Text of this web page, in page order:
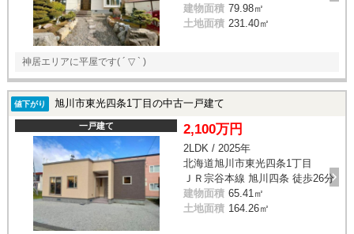
建物面積 79.98㎡
土地面積 231.40㎡
神居エリアに平屋です( ´ ▽ ` )
値下がり 旭川市東光四条1丁目の中古一戸建て
一戸建て 2,100万円
2LDK / 2025年
北海道旭川市東光四条1丁目
ＪＲ宗谷本線 旭川四条 徒歩26分
建物面積 65.41㎡
土地面積 164.26㎡